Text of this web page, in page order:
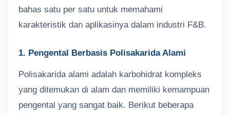
bahas satu per satu untuk memahami
karakteristik dan aplikasinya dalam industri F&B.
1. Pengental Berbasis Polisakarida Alami
Polisakarida alami adalah karbohidrat kompleks
yang ditemukan di alam dan memiliki kemampuan
pengental yang sangat baik. Berikut beberapa